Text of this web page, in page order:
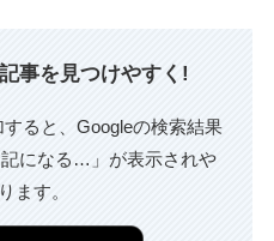
事を見つけやすく!
すると、Googleの検索結果
になる…」が表示されや
ます。